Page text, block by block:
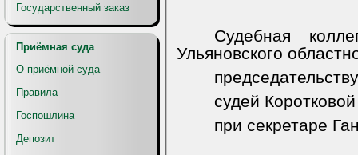
Государственный заказ
Приёмная суда
О приёмной суда
Правила
Госпошлина
Депозит
Судебная
Ульяновского
судей
при секретаре